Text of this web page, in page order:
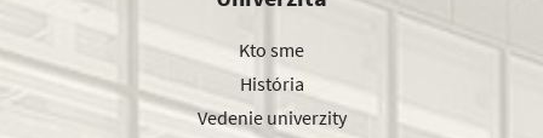
Kto sme
História
Vedenie univerzity